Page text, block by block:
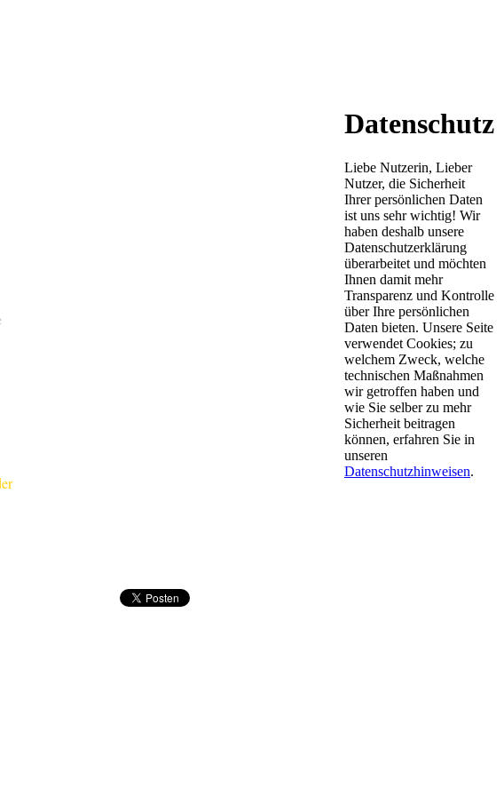
Datenschutz
Liebe Nutzerin, Lieber
Nutzer, die Sicherheit
Ihrer persönlichen Daten
ist uns sehr wichtig! Wir
haben deshalb unsere
Datenschutzerklärung
überarbeitet und möchten
Ihnen damit mehr
Transparenz und Kontrolle
über Ihre persönlichen
Daten bieten. Unsere Seite
verwendet Cookies; zu
welchem Zweck, welche
technischen Maßnahmen
wir getroffen haben und
wie Sie selber zu mehr
Sicherheit beitragen
können, erfahren Sie in
unseren
Datenschutzhinweisen.